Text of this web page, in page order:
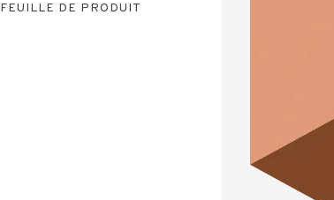
FEUILLE DE PRODUIT